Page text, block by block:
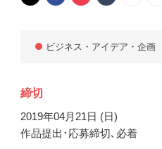
ビジネス・アイデア・企画
締切
2019年04月21日 (日)
作品提出･応募締切､必着